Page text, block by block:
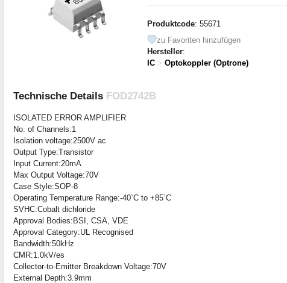
Produktcode: 55671
zu Favoriten hinzufügen
Hersteller:
IC > Optokoppler (Optrone)
Technische Details FOD2742B
ISOLATED ERROR AMPLIFIER
No. of Channels:1
Isolation voltage:2500V ac
Output Type:Transistor
Input Current:20mA
Max Output Voltage:70V
Case Style:SOP-8
Operating Temperature Range:-40`C to +85`C
SVHC:Cobalt dichloride
Approval Bodies:BSI, CSA, VDE
Approval Category:UL Recognised
Bandwidth:50kHz
CMR:1.0kV/es
Collector-to-Emitter Breakdown Voltage:70V
External Depth:3.9mm